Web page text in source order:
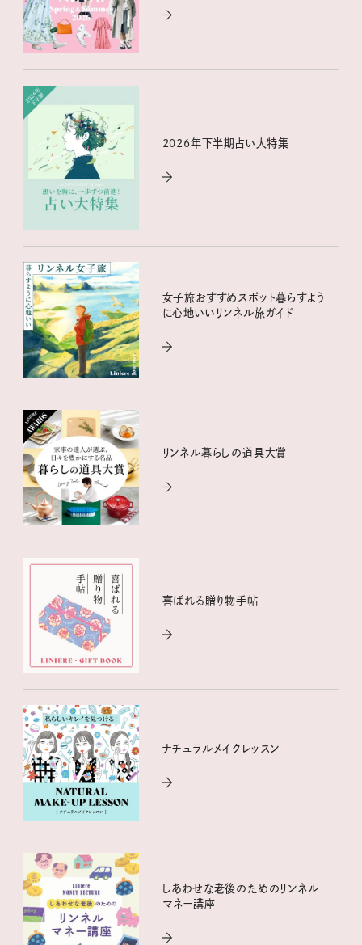
2026年下半期占い大特集
女子旅おすすめスポット暮らすよう
に心地いいリンネル旅ガイド
リンネル暮らしの道具大賞
喜ばれる贈り物手帖
ナチュラルメイクレッスン
しあわせな老後のためのリンネル
マネー講座